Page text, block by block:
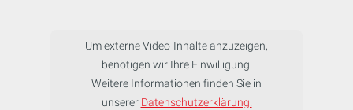
Um externe Video-Inhalte anzuzeigen,
benötigen wir Ihre Einwilligung.
Weitere Informationen finden Sie in
unserer Datenschutzerklärung.